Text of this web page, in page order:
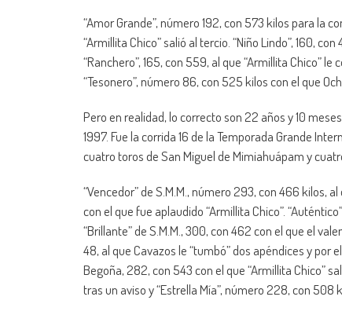
“Amor Grande”, número 192, con 573 kilos para la
“Armillita Chico” salió al tercio. “Niño Lindo”, 160,
“Ranchero”, 165, con 559, al que “Armillita Chico” le
“Tesonero”, número 86, con 525 kilos con el que
Pero en realidad, lo correcto son 22 años y 10
1997. Fue la corrida 16 de la Temporada Grande
cuatro toros de San Miguel de Mimiahuápam y
“Vencedor” de S.M.M., número 293, con 466 kilos,
con el que fue aplaudido “Armillita Chico”.
“Brillante” de S.M.M., 300, con 462 con el que el
48, al que Cavazos le “tumbó” dos apéndices y por
Begoña, 282, con 543 con el que “Armillita Chico”
tras un aviso y “Estrella Mía”, número 228, con 508